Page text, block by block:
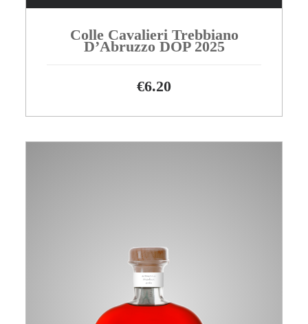
Colle Cavalieri Trebbiano
D’Abruzzo DOP 2025
€6.20